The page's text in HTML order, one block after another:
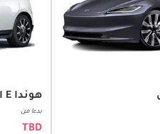
هوندا E النطاق
بدءا من
TBD